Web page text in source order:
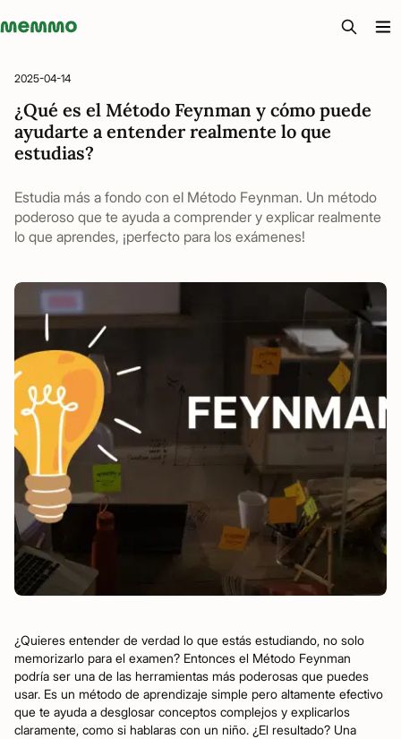
Memmo - AI-verktyg och digital kurslitteratur
2025-04-14
¿Qué es el Método Feynman y cómo puede
ayudarte a entender realmente lo que
estudias?
Estudia más a fondo con el Método Feynman. Un método
poderoso que te ayuda a comprender y explicar realmente
lo que aprendes, ¡perfecto para los exámenes!
¿Quieres entender de verdad lo que estás estudiando, no solo
memorizarlo para el examen? Entonces el Método Feynman
podría ser una de las herramientas más poderosas que puedes
usar. Es un método de aprendizaje simple pero altamente efectivo
que te ayuda a desglosar conceptos complejos y explicarlos
claramente, como si hablaras con un niño. ¿El resultado? Una